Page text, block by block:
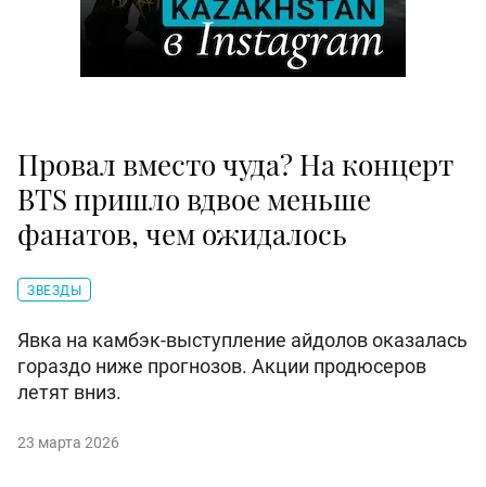
Провал вместо чуда? На концерт
BTS пришло вдвое меньше
фанатов, чем ожидалось
ЗВЕЗДЫ
Явка на камбэк-выступление айдолов оказалась
гораздо ниже прогнозов. Акции продюсеров
летят вниз.
23 марта 2026